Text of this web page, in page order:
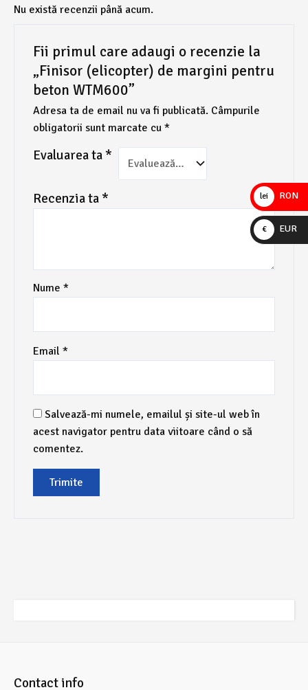
Nu există recenzii până acum.
Fii primul care adaugi o recenzie la
„Finisor (elicopter) de margini pentru
beton WTM600”
Adresa ta de email nu va fi publicată. Câmpurile
obligatorii sunt marcate cu *
Evaluarea ta *
Recenzia ta *
Nume *
Email *
Salvează-mi numele, emailul și site-ul web în
acest navigator pentru data viitoare când o să
comentez.
Contact info
lei RON
€ EUR